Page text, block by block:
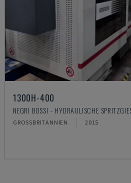
1300H-400
NEGRI BOSSI - HYDRAULISCHE
GROSSBRITANNIEN 2015